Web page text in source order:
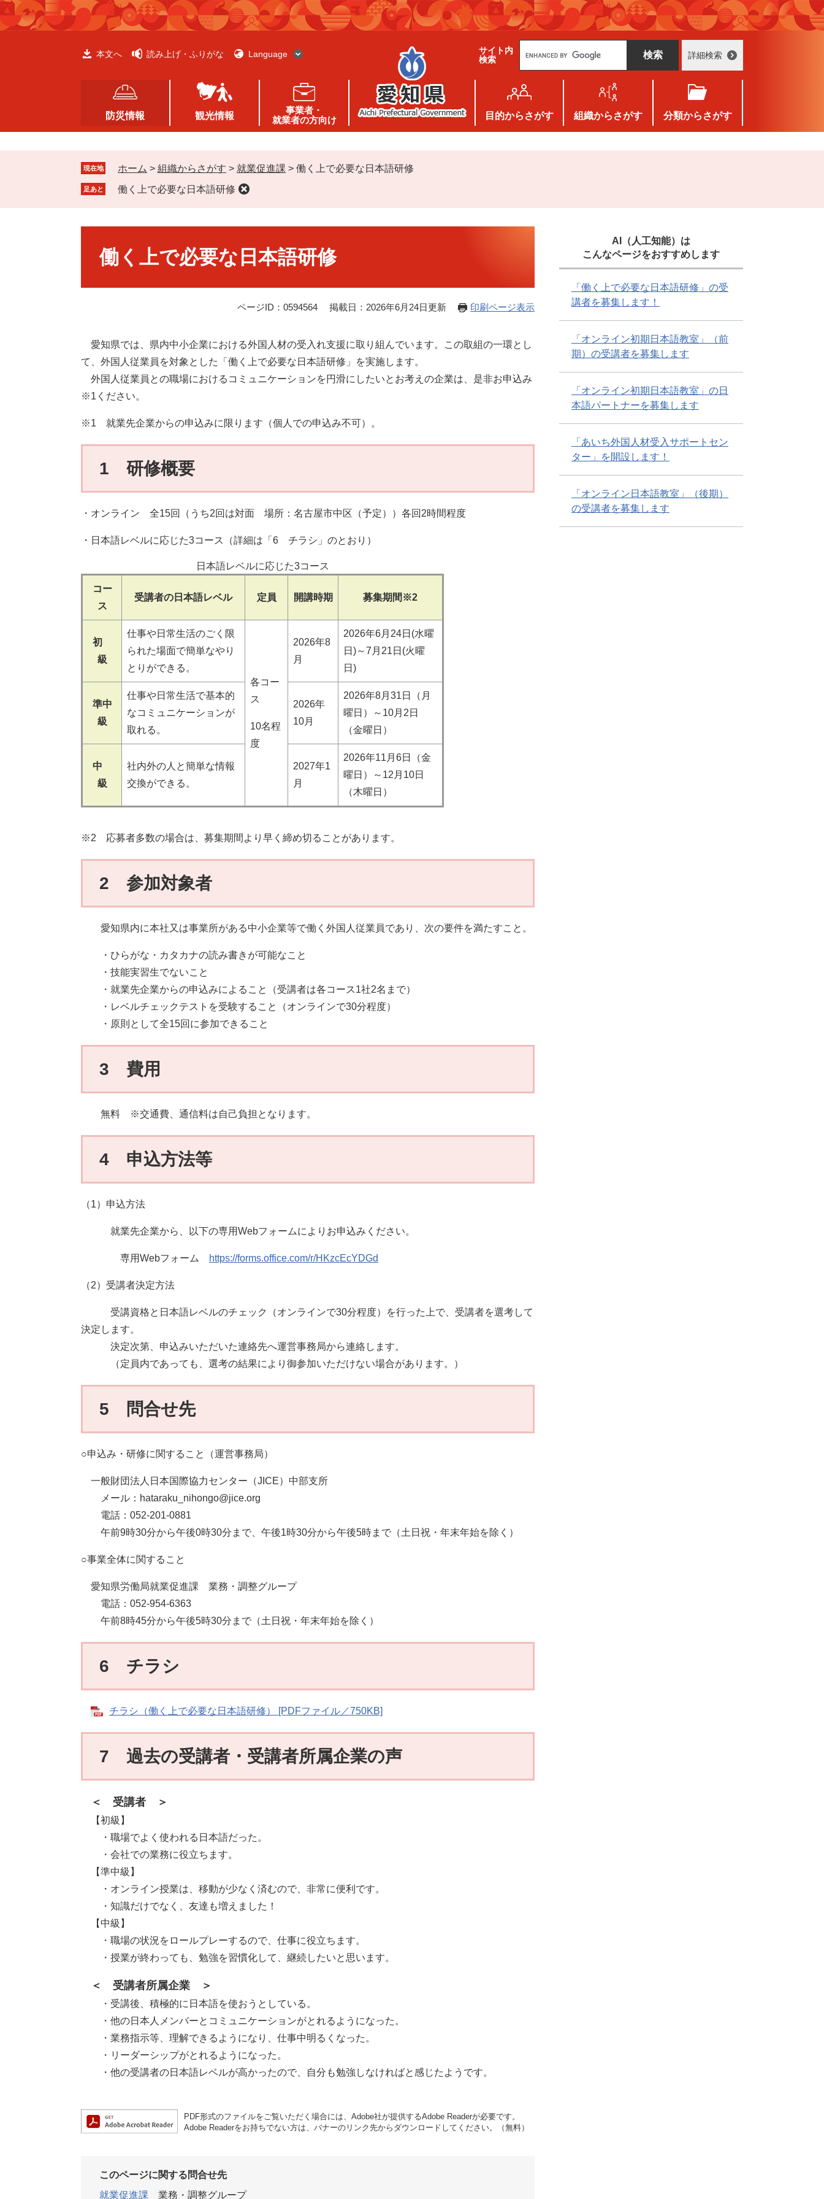
ペ
ー
メ
ニ
本文へ 読み上げ・ふりがな Language
サイト内
検索
g
e
カ
タ
ム
検
詳細検索
防災情報 観光情報
事業者・
就業者の方向け
目的からさがす 組織からさがす 分類からさがす
現在地 ホーム > 組織からさがす > 就業促進課 > 働く上で必要な日本語研修
足あと 働く上で必要な日本語研修
働く上で必要な日本語研修
ページID：0594564 掲載日：2026年6月24日更新 印刷ページ表示
愛知県では、県内中小企業における外国人材の受入れ支援に取り組んでいます。この取組の一環とし
て、外国人従業員を対象とした「働く上で必要な日本語研修」を実施します。
外国人従業員との職場におけるコミュニケーションを円滑にしたいとお考えの企業は、是非お申込み
※1ください。
※1 就業先企業からの申込みに限ります（個人での申込み不可）。
1 研修概要
・オンライン 全15回（うち2回は対面 場所：名古屋市中区（予定））各回2時間程度
・日本語レベルに応じた3コース（詳細は「6 チラシ」のとおり）
日本語レベルに応じた3コース
コー
ス
受講者の日本語レベル 定員 開講時期 募集期間※2
初
級
仕事や日常生活のごく限
られた場面で簡単なやり
とりができる。
各コー
ス
10名程
度
2026年8
月
2026年6月24日(水曜
日)～7月21日(火曜
日)​
準中
級
仕事や日常生活で基本的
なコミュニケーションが
取れる。
2026年
10月
2026年8月31日（月
曜日）～10月2日
（金曜日）​
中
級
社内外の人と簡単な情報
交換ができる。
2027年1
月
2026年11月6日（金
曜日）～12月10日
（木曜日）​
※2 応募者多数の場合は、募集期間より早く締め切ることがあります。
2 参加対象者
愛知県内に本社又は事業所がある中小企業等で働く外国人従業員であり、次の要件を満たすこと。
・ひらがな・カタカナの読み書きが可能なこと
・技能実習生でないこと
・就業先企業からの申込みによること（受講者は各コース1社2名まで）
​ ・レベルチェックテストを受験すること（オンラインで30分程度）
・原則として全15回に参加できること
3 費用
無料 ※交通費、通信料は自己負担となります。
4 申込方法等
（1）申込方法
就業先企業から、以下の専用Webフォームによりお申込みください。
専用Webフォーム https://forms.office.com/r/HKzcEcYDGd
（2）受講者決定方法
受講資格と日本語レベルのチェック（オンラインで30分程度）を行った上で、受講者を選考して
決定します。
決定次第、申込みいただいた連絡先へ運営事務局から連絡します。
（定員内であっても、選考の結果により御参加いただけない場合があります。）
5 問合せ先
○申込み・研修に関すること（運営事務局）
一般財団法人日本国際協力センター（JICE）中部支所
メール：hataraku_nihongo@jice.org
電話：052-201-0881
​ 午前9時30分から午後0時30分まで、午後1時30分から午後5時まで（土日祝・年末年始を除く）
○事業全体に関すること
愛知県労働局就業促進課 業務・調整グループ
電話：052-954-6363
​ 午前8時45分から午後5時30分まで（土日祝・年末年始を除く）
6 チラシ
チラシ（働く上で必要な日本語研修） [PDFファイル／750KB]
7 過去の受講者・受講者所属企業の声
＜ 受講者 ＞
【初級】
・職場でよく使われる日本語だった。
・会社での業務に役立ちます。
【準中級】
・オンライン授業は、移動が少なく済むので、非常に便利です。
・知識だけでなく、友達も増えました！
【中級】
・職場の状況をロールプレーするので、仕事に役立ちます。
・授業が終わっても、勉強を習慣化して、継続したいと思います。
＜ 受講者所属企業 ＞
・受講後、積極的に日本語を使おうとしている。
・他の日本人メンバーとコミュニケーションがとれるようになった。
・業務指示等、理解できるようになり、仕事中明るくなった。
・リーダーシップがとれるようになった。
・他の受講者の日本語レベルが高かったので、自分も勉強しなければと感じたようです。
PDF形式のファイルをご覧いただく場合には、Adobe社が提供するAdobe Readerが必要です。
Adobe Readerをお持ちでない方は、バナーのリンク先からダウンロードしてください。（無料）
このページに関する問合せ先
就業促進課
業務・調整グループ
AI（人工知能）は
こんなページをおすすめします
「働く上で必要な日本語研修」の受
講者を募集します！
「オンライン初期日本語教室」（前
期）の受講者を募集します
「オンライン初期日本語教室」の日
本語パートナーを募集します
「あいち外国人材受入サポートセン
ター」を開設します！
「オンライン日本語教室」（後期）
の受講者を募集します